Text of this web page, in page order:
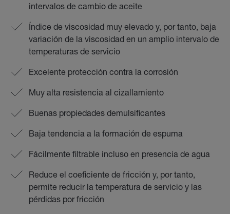
intervalos de cambio de aceite
Índice de viscosidad muy elevado y, por tanto, baja
variación de la viscosidad en un amplio intervalo de
temperaturas de servicio
Excelente protección contra la corrosión
Muy alta resistencia al cizallamiento
Buenas propiedades demulsificantes
Baja tendencia a la formación de espuma
Fácilmente filtrable incluso en presencia de agua
Reduce el coeficiente de fricción y, por tanto,
permite reducir la temperatura de servicio y las
pérdidas por fricción